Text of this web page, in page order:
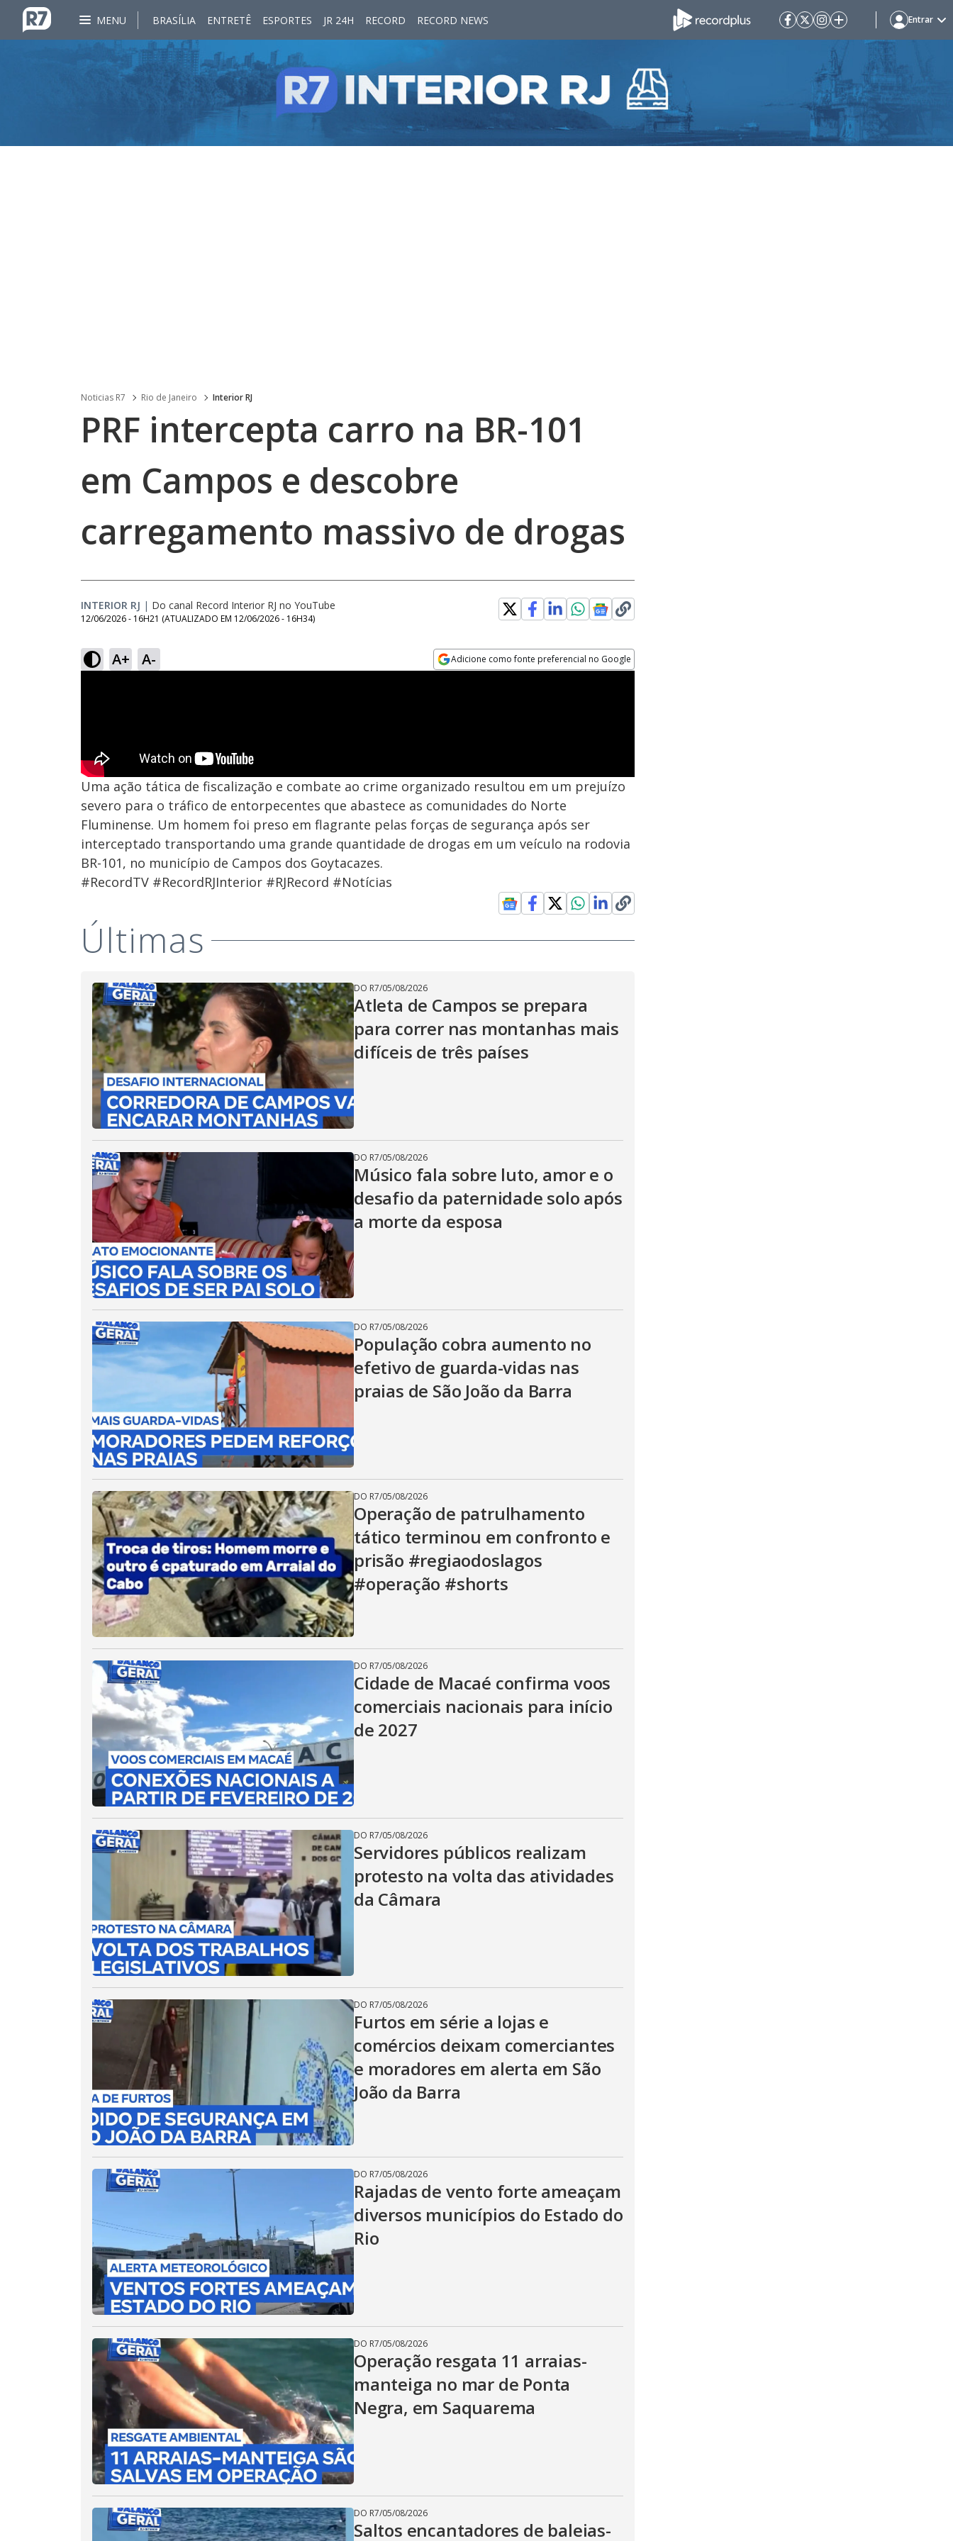
MENU BRASÍLIA ENTRETÊ ESPORTES JR 24H RECORD RECORD NEWS Entrar
Noticias R7 Rio de Janeiro Interior RJ
PRF intercepta carro na BR-101
em Campos e descobre
carregamento massivo de drogas
INTERIOR RJ | Do canal Record Interior RJ no YouTube
12/06/2026 - 16H21 (ATUALIZADO EM 12/06/2026 - 16H34)
A+ A- Adicione como fonte preferencial no Google
Uma ação tática de fiscalização e combate ao crime organizado resultou em um prejuízo
severo para o tráfico de entorpecentes que abastece as comunidades do Norte
Fluminense. Um homem foi preso em flagrante pelas forças de segurança após ser
interceptado transportando uma grande quantidade de drogas em um veículo na rodovia
BR-101, no município de Campos dos Goytacazes.
#RecordTV #RecordRJInterior #RJRecord #Notícias
Últimas
DO R7/05/08/2026
Atleta de Campos se prepara
para correr nas montanhas mais
difíceis de três países
DO R7/05/08/2026
Músico fala sobre luto, amor e o
desafio da paternidade solo após
a morte da esposa
DO R7/05/08/2026
População cobra aumento no
efetivo de guarda-vidas nas
praias de São João da Barra
DO R7/05/08/2026
Operação de patrulhamento
tático terminou em confronto e
prisão #regiaodoslagos
#operação #shorts
DO R7/05/08/2026
Cidade de Macaé confirma voos
comerciais nacionais para início
de 2027
DO R7/05/08/2026
Servidores públicos realizam
protesto na volta das atividades
da Câmara
DO R7/05/08/2026
Furtos em série a lojas e
comércios deixam comerciantes
e moradores em alerta em São
João da Barra
DO R7/05/08/2026
Rajadas de vento forte ameaçam
diversos municípios do Estado do
Rio
DO R7/05/08/2026
Operação resgata 11 arraias-
manteiga no mar de Ponta
Negra, em Saquarema
DO R7/05/08/2026
Saltos encantadores de baleias-